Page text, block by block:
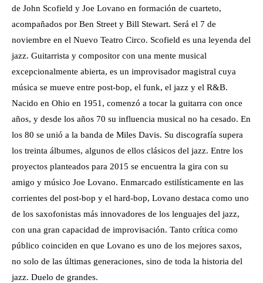
de John Scofield y Joe Lovano en formación de cuarteto,
acompañados por Ben Street y Bill Stewart. Será el 7 de
noviembre en el Nuevo Teatro Circo. Scofield es una leyenda del
jazz. Guitarrista y compositor con una mente musical
excepcionalmente abierta, es un improvisador magistral cuya
música se mueve entre post-bop, el funk, el jazz y el R&B.
Nacido en Ohio en 1951, comenzó a tocar la guitarra con once
años, y desde los años 70 su influencia musical no ha cesado. En
los 80 se unió a la banda de Miles Davis. Su discografía supera
los treinta álbumes, algunos de ellos clásicos del jazz. Entre los
proyectos planteados para 2015 se encuentra la gira con su
amigo y músico Joe Lovano. Enmarcado estilísticamente en las
corrientes del post-bop y el hard-bop, Lovano destaca como uno
de los saxofonistas más innovadores de los lenguajes del jazz,
con una gran capacidad de improvisación. Tanto crítica como
público coinciden en que Lovano es uno de los mejores saxos,
no solo de las últimas generaciones, sino de toda la historia del
jazz. Duelo de grandes.